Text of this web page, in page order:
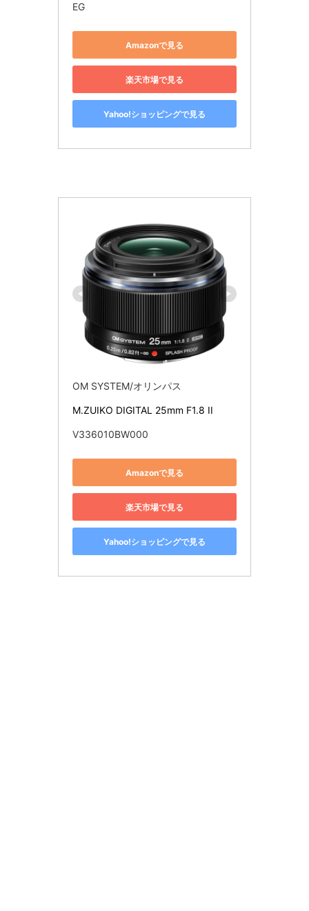
EG
Amazonで見る
楽天市場で見る
Yahoo!ショッピングで見る
OM SYSTEM/オリンパス
M.ZUIKO DIGITAL 25mm F1.8 II
V336010BW000
Amazonで見る
楽天市場で見る
Yahoo!ショッピングで見る